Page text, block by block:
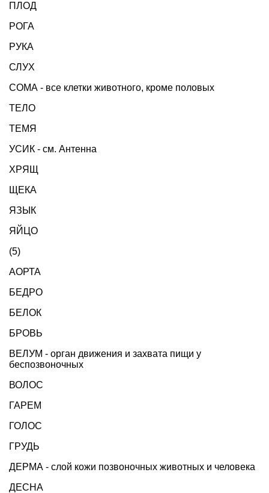
ПЛОД
РОГА
РУКА
СЛУХ
СОМА - все клетки животного, кроме половых
ТЕЛО
ТЕМЯ
УСИК - см. Антенна
ХРЯЩ
ЩЕКА
ЯЗЫК
ЯЙЦО
(5)
АОРТА
БЕДРО
БЕЛОК
БРОВЬ
ВЕЛУМ - орган движения и захвата пищи у
беспозвоночных
ВОЛОС
ГАРЕМ
ГОЛОС
ГРУДЬ
ДЕРМА - слой кожи позвоночных животных и человека
ДЕСНА